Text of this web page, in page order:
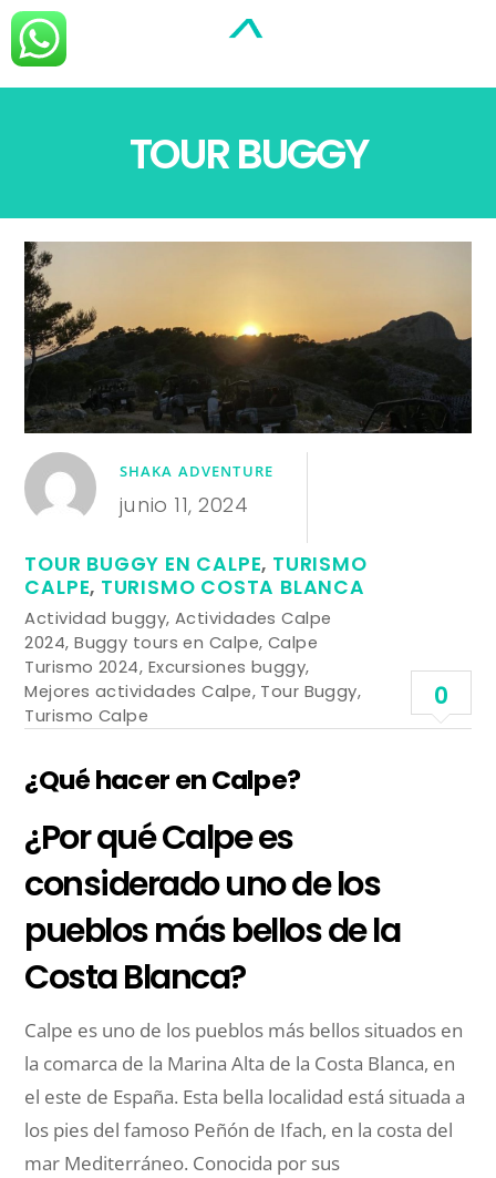
TOUR BUGGY
SHAKA ADVENTURE
junio 11, 2024
TOUR BUGGY EN CALPE, TURISMO
CALPE, TURISMO COSTA BLANCA
Actividad buggy, Actividades Calpe
2024,Buggy tours en Calpe, Calpe
Turismo 2024, Excursiones buggy,
Mejores actividades Calpe, Tour Buggy,
Turismo Calpe
0
¿Qué hacer en Calpe?
¿Por qué Calpe es
considerado uno de los
pueblos más bellos de la
Costa Blanca?
Calpe es uno de los pueblos más bellos situados en
la comarca de la Marina Alta de la Costa Blanca, en
el este de España. Esta bella localidad está situada a
los pies del famoso Peñón de Ifach, en la costa del
mar Mediterráneo. Conocida por sus